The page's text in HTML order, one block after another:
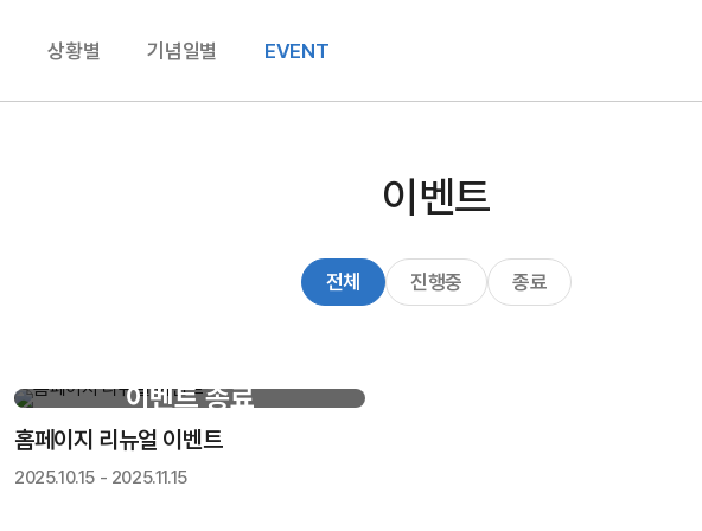
상황별 기념일별 EVENT
이벤트
전체 진행중 종료
이벤트 종료
홈페이지 리뉴얼 이벤트
2025.10.15 - 2025.11.15